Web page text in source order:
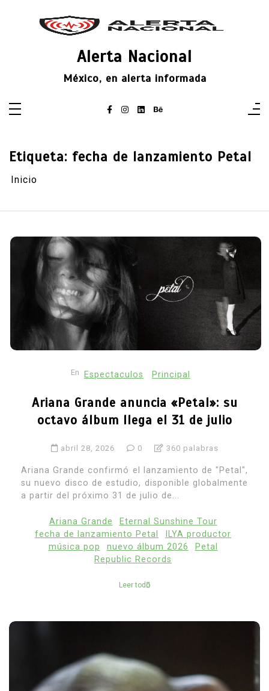
Alerta Nacional
México, en alerta informada
Etiqueta: fecha de lanzamiento Petal
Inicio
En Espectaculos Principal
Ariana Grande anuncia «Petal»: su
octavo álbum llega el 31 de julio
abril 28, 2026 0 360 palabras
Ariana Grande confirmó el lanzamiento de "Petal",
su nuevo disco de estudio, disponible globalmente
a partir del próximo 31 de julio de...
Ariana Grande
Eternal Sunshine Tour
fecha de lanzamiento Petal
ILYA productor
música pop
nuevo álbum 2026
Petal
Republic Records
Leer todo